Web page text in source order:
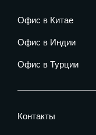
Офис в Китае
Офис в Индии
Офис в Турции
Контакты